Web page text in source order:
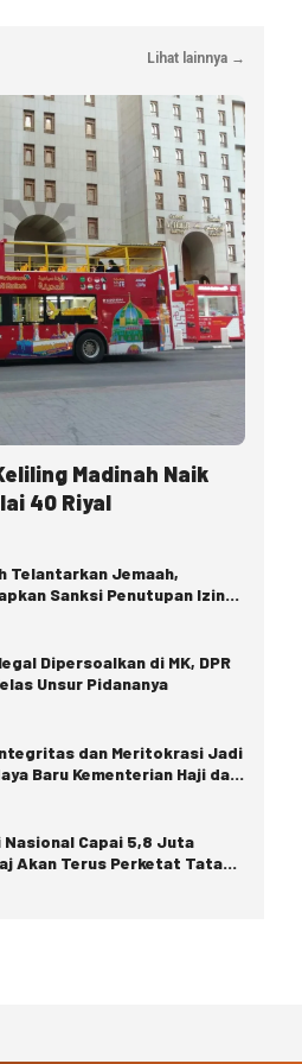
Lihat lainnya →
Madinah Naik
40 Riyal
Telantarkan Jemaah,
Sanksi Penutupan Izin
Dipersoalkan di MK, DPR
Unsur Pidananya
dan Meritokrasi Jadi
Baru Kementerian Haji dan
Nasional Capai 5,8 Juta
Akan Terus Perketat Tata